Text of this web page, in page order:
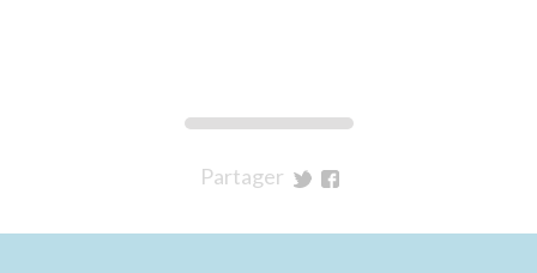
Partager
Twitter
Facebook